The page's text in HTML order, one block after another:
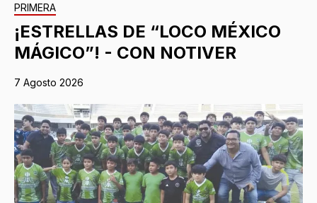
PRIMERA
¡ESTRELLAS DE “LOCO MÉXICO
MÁGICO”! - CON NOTIVER
7 Agosto 2026